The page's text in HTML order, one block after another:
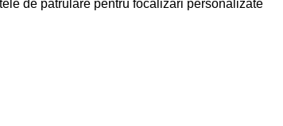
de patrulare pentru focalizari personalizate